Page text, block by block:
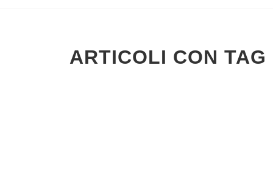
ARTICOLI CON